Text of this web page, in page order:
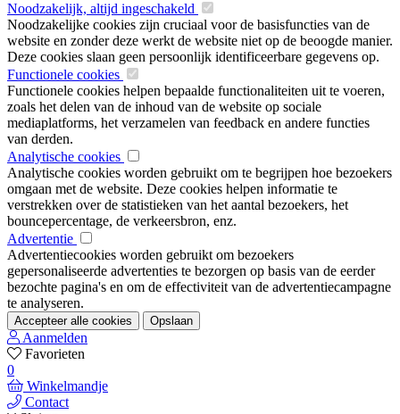
Noodzakelijk, altijd ingeschakeld
Noodzakelijke cookies zijn cruciaal voor de basisfuncties van de
website en zonder deze werkt de website niet op de beoogde manier.
Deze cookies slaan geen persoonlijk identificeerbare gegevens op.
Functionele cookies
Functionele cookies helpen bepaalde functionaliteiten uit te voeren,
zoals het delen van de inhoud van de website op sociale
mediaplatforms, het verzamelen van feedback en andere functies
van derden.
Analytische cookies
Analytische cookies worden gebruikt om te begrijpen hoe bezoekers
omgaan met de website. Deze cookies helpen informatie te
verstrekken over de statistieken van het aantal bezoekers, het
bouncepercentage, de verkeersbron, enz.
Advertentie
Advertentiecookies worden gebruikt om bezoekers
gepersonaliseerde advertenties te bezorgen op basis van de eerder
bezochte pagina's en om de effectiviteit van de advertentiecampagne
te analyseren.
Accepteer alle cookies Opslaan
Aanmelden
Favorieten
0
Winkelmandje
Contact